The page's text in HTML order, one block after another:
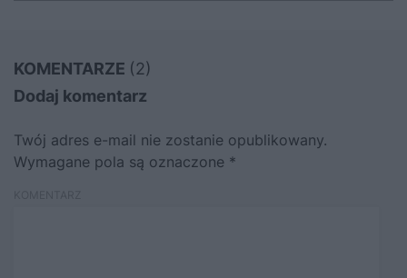
KOMENTARZE (2)
Dodaj komentarz
Twój adres e-mail nie zostanie opublikowany.
Wymagane pola są oznaczone *